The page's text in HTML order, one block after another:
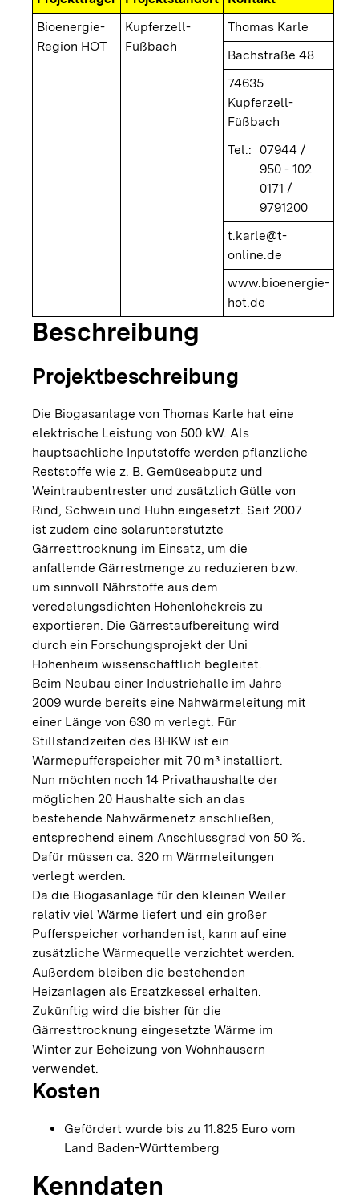
Bioenergie-
Region HOT
Kupferzell-
Füßbach
Thomas Karle
Bachstraße 48
74635
Kupferzell-
Füßbach
Tel.:
07944 /
950 - 102
0171 /
9791200
t.karle@t-
online.de
www.bioenergie-
hot.de
Beschreibung
Projektbeschreibung
Die Biogasanlage von Thomas Karle hat eine
elektrische Leistung von 500 kW. Als
hauptsächliche Inputstoffe werden pflanzliche
Reststoffe wie z. B. Gemüseabputz und
Weintraubentrester und zusätzlich Gülle von
Rind, Schwein und Huhn eingesetzt. Seit 2007
ist zudem eine solarunterstützte
Gärresttrocknung im Einsatz, um die
anfallende Gärrestmenge zu reduzieren bzw.
um sinnvoll Nährstoffe aus dem
veredelungsdichten Hohenlohekreis zu
exportieren. Die Gärrestaufbereitung wird
durch ein Forschungsprojekt der Uni
Hohenheim wissenschaftlich begleitet.
Beim Neubau einer Industriehalle im Jahre
2009 wurde bereits eine Nahwärmeleitung mit
einer Länge von 630 m verlegt. Für
Stillstandzeiten des BHKW ist ein
Wärmepufferspeicher mit 70 m³ installiert.
Nun möchten noch 14 Privathaushalte der
möglichen 20 Haushalte sich an das
bestehende Nahwärmenetz anschließen,
entsprechend einem Anschlussgrad von 50 %.
Dafür müssen ca. 320 m Wärmeleitungen
verlegt werden.
Da die Biogasanlage für den kleinen Weiler
relativ viel Wärme liefert und ein großer
Pufferspeicher vorhanden ist, kann auf eine
zusätzliche Wärmequelle verzichtet werden.
Außerdem bleiben die bestehenden
Heizanlagen als Ersatzkessel erhalten.
Zukünftig wird die bisher für die
Gärresttrocknung eingesetzte Wärme im
Winter zur Beheizung von Wohnhäusern
verwendet.
Kosten
Gefördert wurde bis zu 11.825 Euro vom
Land Baden-Württemberg
Kenndaten